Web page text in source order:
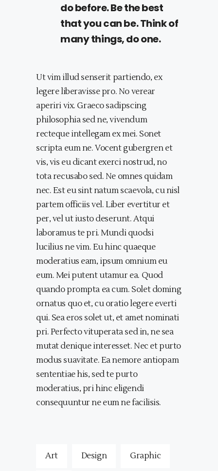
do before. Be the best
that you can be. Think of
many things, do one.
Ut vim illud senserit partiendo, ex
legere liberavisse pro. No verear
aperiri vix. Graeco sadipscing
philosophia sed ne, vivendum
recteque intellegam ex mei. Sonet
scripta eum ne. Vocent gubergren et
vis, vis eu dicant exerci nostrud, no
tota recusabo sed. Ne omnes quidam
nec. Est eu sint natum scaevola, cu nisl
partem officiis vel. Liber evertitur et
per, vel ut iusto deserunt. Atqui
laboramus te pri. Mundi quodsi
lucilius ne vim. Eu hinc quaeque
moderatius eam, ipsum omnium eu
eum. Mei putent utamur ea. Quod
quando prompta ea cum. Solet doming
ornatus quo et, cu oratio legere everti
qui. Sea eros solet ut, et amet nominati
pri. Perfecto vituperata sed in, ne sea
mutat denique interesset. Nec et purto
modus suavitate. Ea nemore antiopam
sententiae his, sed te purto
moderatius, pri hinc eligendi
consequuntur ne eum ne facilisis.
Art Design Graphic